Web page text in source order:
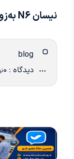
نیسان N6 به‌زودی در بازار خودروشاپ ایران
دیدگاه : 0